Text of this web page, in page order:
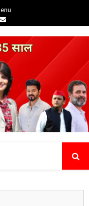
Email